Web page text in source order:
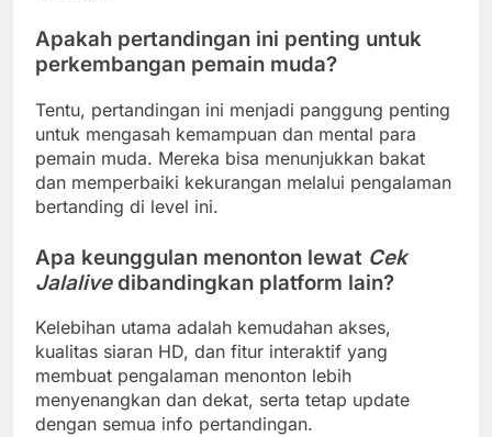
Apakah pertandingan ini penting untuk
perkembangan pemain muda?
Tentu, pertandingan ini menjadi panggung penting
untuk mengasah kemampuan dan mental para
pemain muda. Mereka bisa menunjukkan bakat
dan memperbaiki kekurangan melalui pengalaman
bertanding di level ini.
Apa keunggulan menonton lewat Cek
Jalalivedibandingkan platform lain?
Kelebihan utama adalah kemudahan akses,
kualitas siaran HD, dan fitur interaktif yang
membuat pengalaman menonton lebih
menyenangkan dan dekat, serta tetap update
dengan semua info pertandingan.